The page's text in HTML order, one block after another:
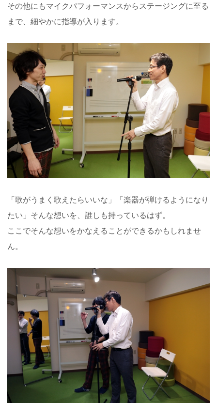
その他にもマイクパフォーマンスからステージングに至る
まで、細やかに指導が入ります。
「歌がうまく歌えたらいいな」「楽器が弾けるようになり
たい」そんな想いを、誰しも持っているはず。
ここでそんな想いをかなえることができるかもしれませ
ん。